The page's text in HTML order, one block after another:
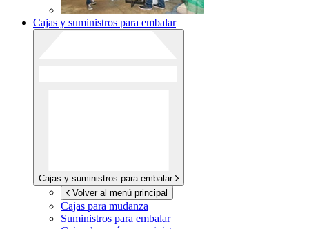
Cajas y suministros para embalar
Cajas y suministros para embalar
Volver al menú principal
Cajas para mudanza
Suministros para embalar